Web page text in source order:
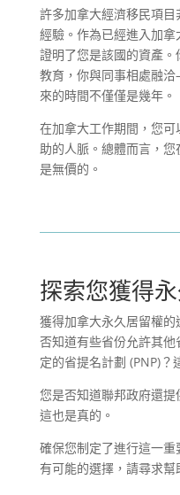
許多加拿大經濟移民項
經驗。作為已經進入加
證明了您是該國的資產
教育，你與同事相處融
來的時間不僅僅是幾年。
在加拿大工作期間，您
助的人脈。總體而言，
是無價的。
探索您獲得
獲得加拿大永久居留權
否知道有些省份允許其
定的省提名計劃 (PNP)？
您是否知道聯邦政府還
這也是真的。
確保您制定了進行這一
有可能的選擇，請尋求幫